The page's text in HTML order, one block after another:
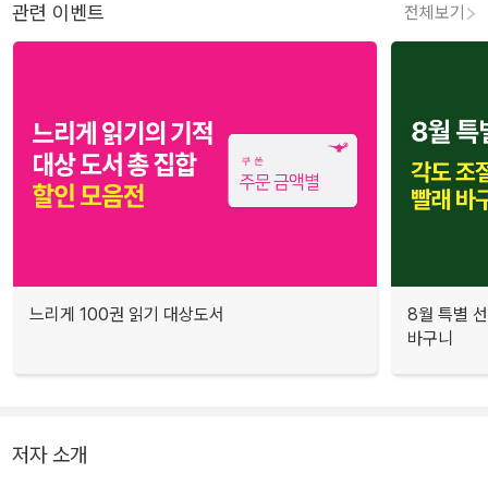
관련 이벤트 전체보기
느리게 100권 읽기 대상도서
8월 특별
바구니
저자 소개